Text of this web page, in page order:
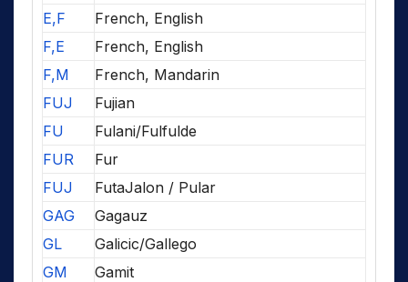
E,F
French, English
F,E
French, English
F,M
French, Mandarin
FUJ
Fujian
FU
Fulani/Fulfulde
FUR
Fur
FUJ
FutaJalon / Pular
GAG
Gagauz
GL
Galicic/Gallego
GM
Gamit